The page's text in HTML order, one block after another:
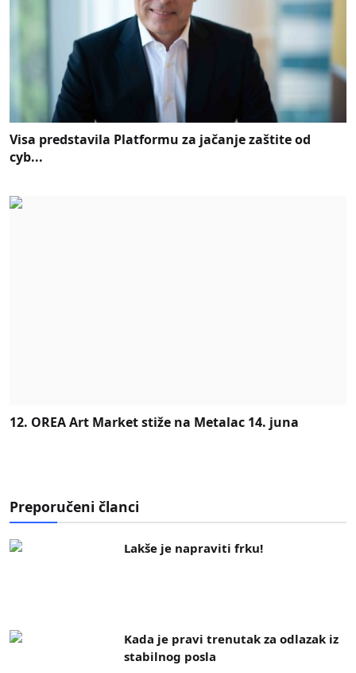
Visa predstavila Platformu za jačanje zaštite od
cyb...
12. OREA Art Market stiže na Metalac 14. juna
Preporučeni članci
Lakše je napraviti frku!
Kada je pravi trenutak za odlazak iz
stabilnog posla